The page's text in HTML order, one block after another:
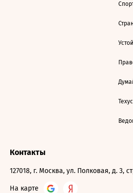
Контакты
127018, г. Москва, ул. Полковая, д. 3,
На карте